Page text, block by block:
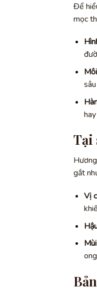
Để
mọc
Tại
gắt
Vị